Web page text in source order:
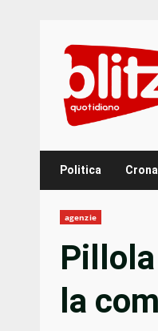
content
Politica
agenzie
la